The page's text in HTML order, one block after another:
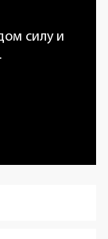
силу и